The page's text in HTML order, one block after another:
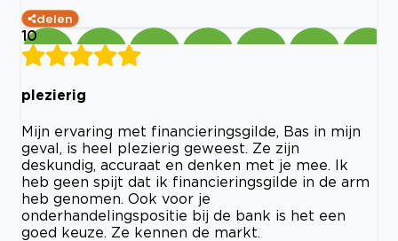
delen
10
plezierig
Mijn ervaring met financieringsgilde, Bas in mijn
geval, is heel plezierig geweest. Ze zijn
deskundig, accuraat en denken met je mee. Ik
heb geen spijt dat ik financieringsgilde in de arm
heb genomen. Ook voor je
onderhandelingspositie bij de bank is het een
goed keuze. Ze kennen de markt.